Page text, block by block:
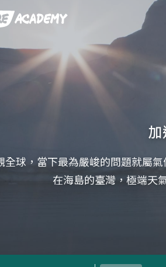
加
全球，當下最為嚴峻的問題就屬
在海島的臺灣，極端天